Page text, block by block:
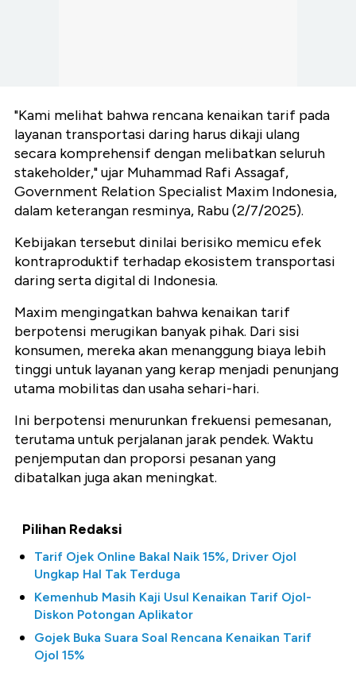
"Kami melihat bahwa rencana kenaikan tarif pada
layanan transportasi daring harus dikaji ulang
secara komprehensif dengan melibatkan seluruh
stakeholder," ujar Muhammad Rafi Assagaf,
Government Relation Specialist Maxim Indonesia,
dalam keterangan resminya, Rabu (2/7/2025).
Kebijakan tersebut dinilai berisiko memicu efek
kontraproduktif terhadap ekosistem transportasi
daring serta digital di Indonesia.
Maxim mengingatkan bahwa kenaikan tarif
berpotensi merugikan banyak pihak. Dari sisi
konsumen, mereka akan menanggung biaya lebih
tinggi untuk layanan yang kerap menjadi penunjang
utama mobilitas dan usaha sehari-hari.
Ini berpotensi menurunkan frekuensi pemesanan,
terutama untuk perjalanan jarak pendek. Waktu
penjemputan dan proporsi pesanan yang
dibatalkan juga akan meningkat.
Pilihan Redaksi
Tarif Ojek Online Bakal Naik 15%, Driver Ojol
Ungkap Hal Tak Terduga
Kemenhub Masih Kaji Usul Kenaikan Tarif Ojol-
Diskon Potongan Aplikator
Gojek Buka Suara Soal Rencana Kenaikan Tarif
Ojol 15%